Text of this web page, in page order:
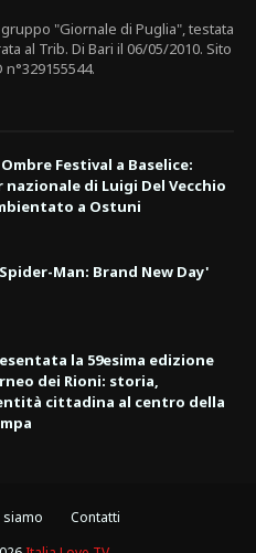
"Giornale di Puglia", testata
al Trib. Di Bari il 06/05/2010. Sito
Festival a Baselice:
di Luigi Del Vecchio
a Ostuni
Man: Brand New Day'
la 59esima edizione
dei Rioni: storia,
cittadina al centro della
siamo
Contatti